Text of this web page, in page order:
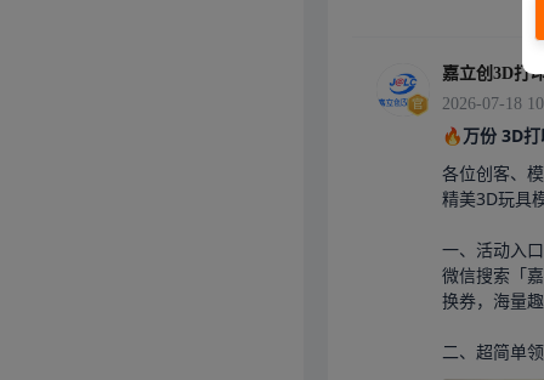
嘉立创3D打
2026-07-18
🔥万份 3D
各位创客、
精美3D玩具
一、活动入口
微信搜索「
换券，海量
二、超简单